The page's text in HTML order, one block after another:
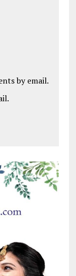
by email.